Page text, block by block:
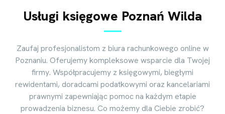
Usługi księgowe Poznań Wilda
Zaufaj profesjonalistom z biura rachunkowego online w
Poznaniu. Oferujemy kompleksowe wsparcie dla Twojej
firmy. Współpracujemy z księgowymi, biegłymi
rewidentami, doradcami podatkowymi oraz kancelariami
prawnymi zapewniając pomoc na każdym etapie
prowadzenia biznesu. Co możemy dla Ciebie zrobić?